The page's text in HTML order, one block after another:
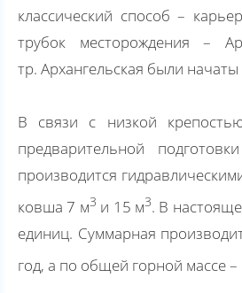
классический способ –
трубок месторождения –
тр. Архангельская были
В связи с низкой
предварительной
производится
ковша 7 м3 и 15 м3. В
единиц. Суммарная
год, а по общей горной массе